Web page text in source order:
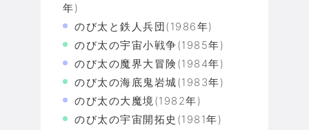
年)
のび太と鉄人兵団(1986年)
のび太の宇宙小戦争(1985年)
のび太の魔界大冒険(1984年)
のび太の海底鬼岩城(1983年)
のび太の大魔境(1982年)
のび太の宇宙開拓史(1981年)